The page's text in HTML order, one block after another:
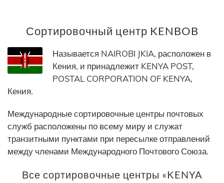
Сортировочный центр KENBOB
Называется NAIROBI JKIA, расположен в
Кения, и принадлежит KENYA POST,
POSTAL CORPORATION OF KENYA,
Кения.
Международные сортировочные центры почтовых
служб расположены по всему миру и служат
транзитными пунктами при пересылке отправлений
между членами Международного Почтового Союза.
Все сортировочные центры «KENYA